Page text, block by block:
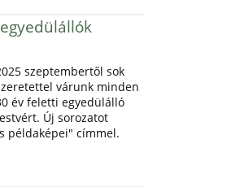
szeptembertől sok
várunk minden
év feletti egyedülálló
Új sorozatot
példaképei" címmel.